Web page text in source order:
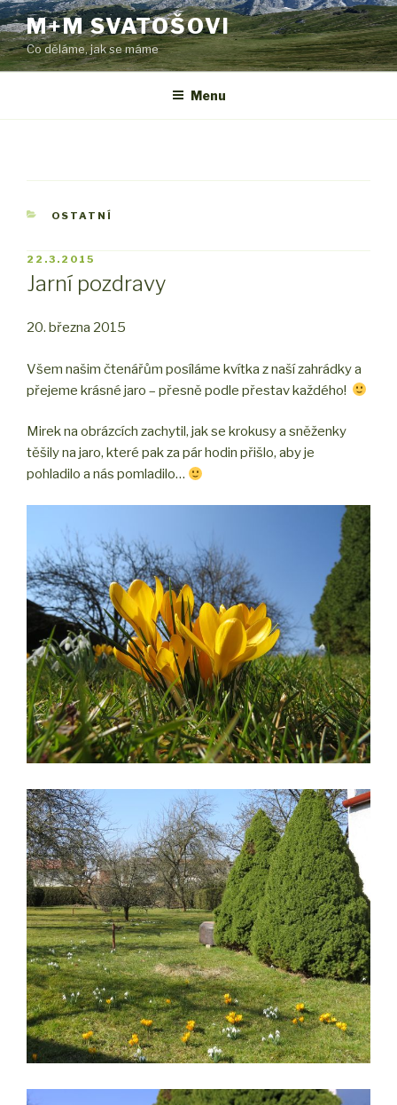
Přejít
k
obsahu
webu
M+M SVATOŠOVI
Co děláme, jak se máme
Menu
RUBRIKY
OSTATNÍ
PUBLIKOVÁNO
22.3.2015
Jarní pozdravy
20. března 2015
Všem našim čtenářům posíláme kvítka z naší zahrádky a
přejeme krásné jaro – přesně podle přestav každého!
Mirek na obrázcích zachytil, jak se krokusy a sněženky
těšily na jaro, které pak za pár hodin přišlo, aby je
pohladilo a nás pomladilo…